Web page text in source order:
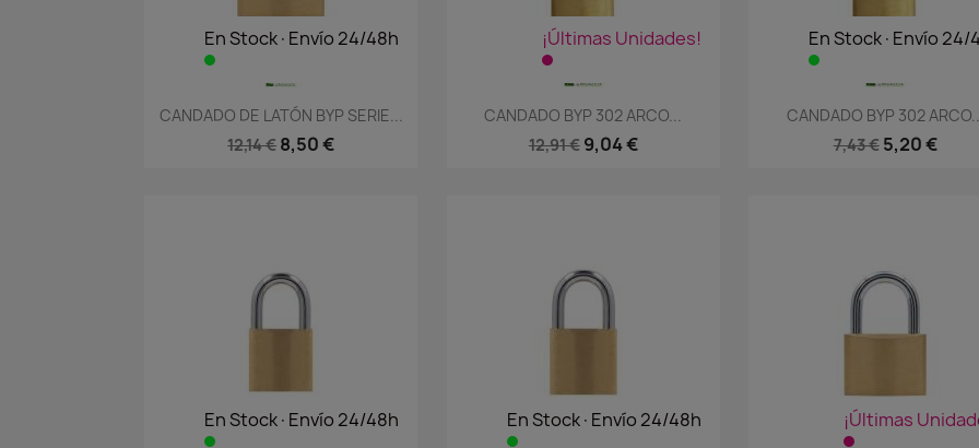
En Stock·Envío 24/48h
Vista rápida
CANDADO DE LATÓN BYP SERIE...
12,14 € 8,50 €
¡Últimas Unidades!
Vista rápida
CANDADO BYP 302 ARCO...
12,91 € 9,04 €
En Stock·Envío 24/
Vista rápida
CANDADO BYP 302
7,43 € 5,20 €
En Stock·Envío 24/48h En Stock·Envío 24/48h ¡Últimas